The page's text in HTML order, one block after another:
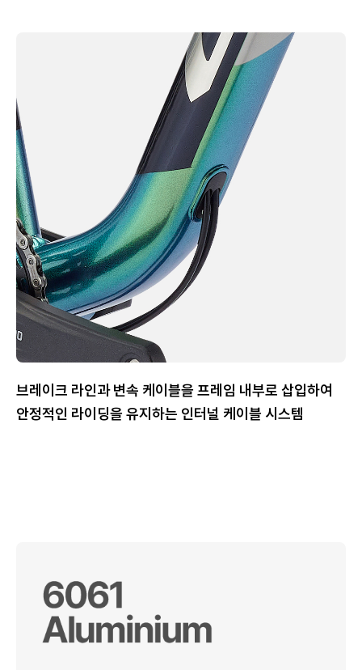
브레이크 라인과 변속 케이블을 프레임 내부로 삽입하여
안정적인 라이딩을 유지하는 인터널 케이블 시스템